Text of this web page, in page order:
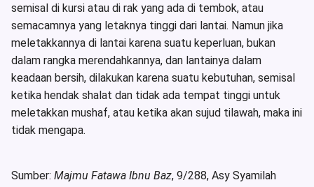
semisal di kursi atau di rak yang ada di tembok, atau
semacamnya yang letaknya tinggi dari lantai. Namun jika
meletakkannya di lantai karena suatu keperluan, bukan
dalam rangka merendahkannya, dan lantainya dalam
keadaan bersih, dilakukan karena suatu kebutuhan, semisal
ketika hendak shalat dan tidak ada tempat tinggi untuk
meletakkan mushaf, atau ketika akan sujud tilawah, maka ini
tidak mengapa.
Sumber: Majmu Fatawa Ibnu Baz, 9/288, Asy Syamilah